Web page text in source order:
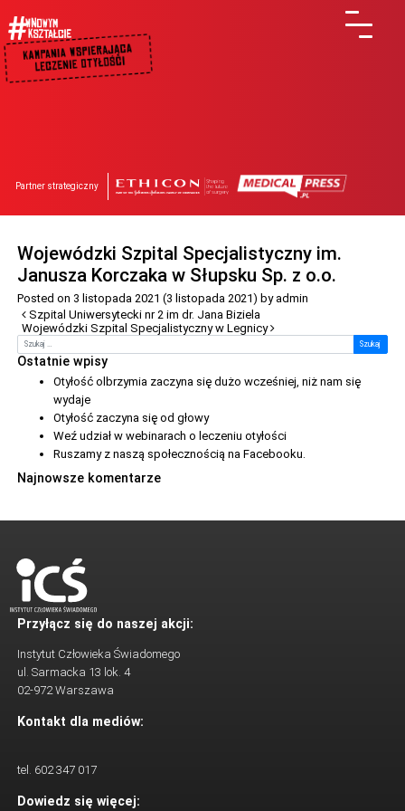
Partner strategiczny
Wojewódzki Szpital Specjalistyczny im.
Janusza Korczaka w Słupsku Sp. z o.o.
Posted on 3 listopada 2021 (3 listopada 2021) by admin
Nawigacja po artykułach
Szpital Uniwersytecki nr 2 im dr. Jana Biziela
Wojewódzki Szpital Specjalistyczny w Legnicy
Szukaj
Ostatnie wpisy
Otyłość olbrzymia zaczyna się dużo wcześniej, niż nam się
wydaje
Otyłość zaczyna się od głowy
Weź udział w webinarach o leczeniu otyłości
Ruszamy z naszą społecznością na Facebooku.
Najnowsze komentarze
Przyłącz się do naszej akcji:
Instytut Człowieka Świadomego
ul. Sarmacka 13 lok. 4
02-972 Warszawa
Kontakt dla mediów:
tel. 602 347 017
Dowiedz się więcej: